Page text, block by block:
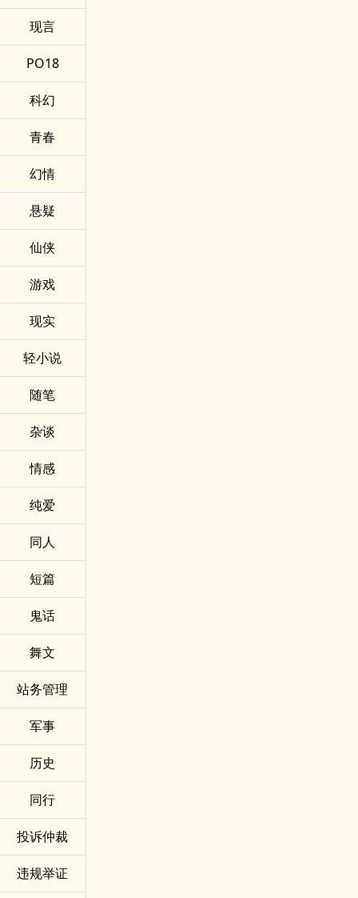
现言
PO18
科幻
青春
幻情
悬疑
仙侠
游戏
现实
轻小说
随笔
杂谈
情感
纯爱
同人
短篇
鬼话
舞文
站务管理
军事
历史
同行
投诉仲裁
违规举证